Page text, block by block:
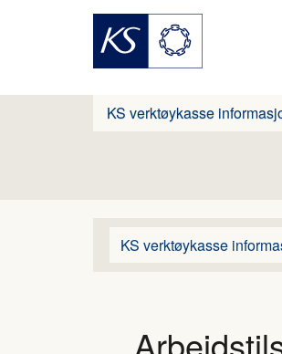
KS verktøykasse
KS verktøykasse